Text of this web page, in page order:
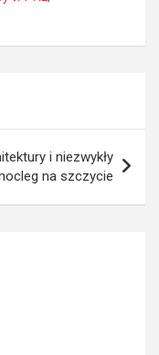
i niezwykły
na szczycie